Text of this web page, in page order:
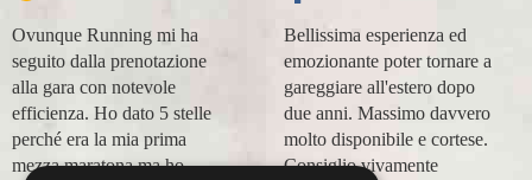
Ovunque Running mi ha
seguito dalla prenotazione
alla gara con notevole
efficienza. Ho dato 5 stelle
perché era la mia prima
mezza maratona ma ho
Bellissima esperienza ed
emozionante poter tornare a
gareggiare all'estero dopo
due anni. Massimo davvero
molto disponibile e cortese.
Consiglio vivamente